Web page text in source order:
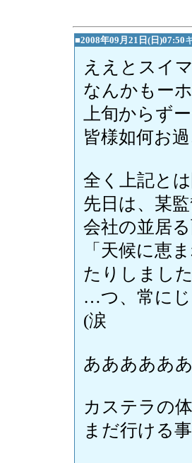
■2008年09月21日(日)07:50
ええとスイ
なんかもー
上旬からず
皆様如何お
全く上記と
先日は、某
会社の並居
「天候に恵
たりしました
…つ、常に
(涙
あああああ
カステラの
まだ行ける